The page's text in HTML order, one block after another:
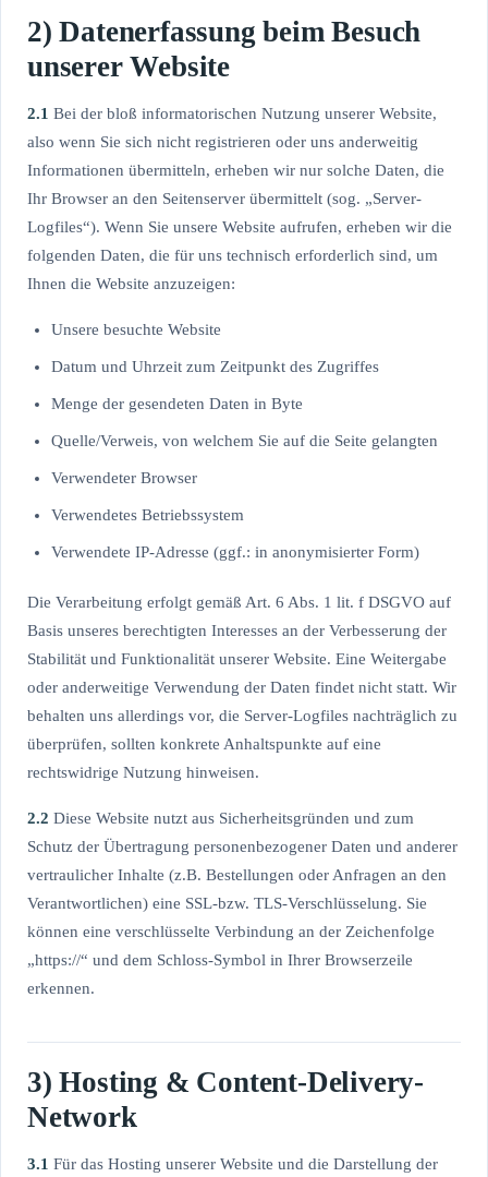
2) Datenerfassung beim Besuch
unserer Website
2.1 Bei der bloß informatorischen Nutzung unserer Website,
also wenn Sie sich nicht registrieren oder uns anderweitig
Informationen übermitteln, erheben wir nur solche Daten, die
Ihr Browser an den Seitenserver übermittelt (sog. „Server-
Logfiles“). Wenn Sie unsere Website aufrufen, erheben wir die
folgenden Daten, die für uns technisch erforderlich sind, um
Ihnen die Website anzuzeigen:
Unsere besuchte Website
Datum und Uhrzeit zum Zeitpunkt des Zugriffes
Menge der gesendeten Daten in Byte
Quelle/Verweis, von welchem Sie auf die Seite gelangten
Verwendeter Browser
Verwendetes Betriebssystem
Verwendete IP-Adresse (ggf.: in anonymisierter Form)
Die Verarbeitung erfolgt gemäß Art. 6 Abs. 1 lit. f DSGVO auf
Basis unseres berechtigten Interesses an der Verbesserung der
Stabilität und Funktionalität unserer Website. Eine Weitergabe
oder anderweitige Verwendung der Daten findet nicht statt. Wir
behalten uns allerdings vor, die Server-Logfiles nachträglich zu
überprüfen, sollten konkrete Anhaltspunkte auf eine
rechtswidrige Nutzung hinweisen.
2.2 Diese Website nutzt aus Sicherheitsgründen und zum
Schutz der Übertragung personenbezogener Daten und anderer
vertraulicher Inhalte (z.B. Bestellungen oder Anfragen an den
Verantwortlichen) eine SSL-bzw. TLS-Verschlüsselung. Sie
können eine verschlüsselte Verbindung an der Zeichenfolge
„https://“ und dem Schloss-Symbol in Ihrer Browserzeile
erkennen.
3) Hosting & Content-Delivery-
Network
3.1 Für das Hosting unserer Website und die Darstellung der